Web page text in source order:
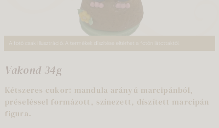
A fotó csak illusztráció. A termékek díszítése eltérhet a fotón látottaktól.
Vakond 34g
Kétszeres cukor: mandula arányú marcipánból,
préseléssel formázott, színezett, díszített marcipán
figura.